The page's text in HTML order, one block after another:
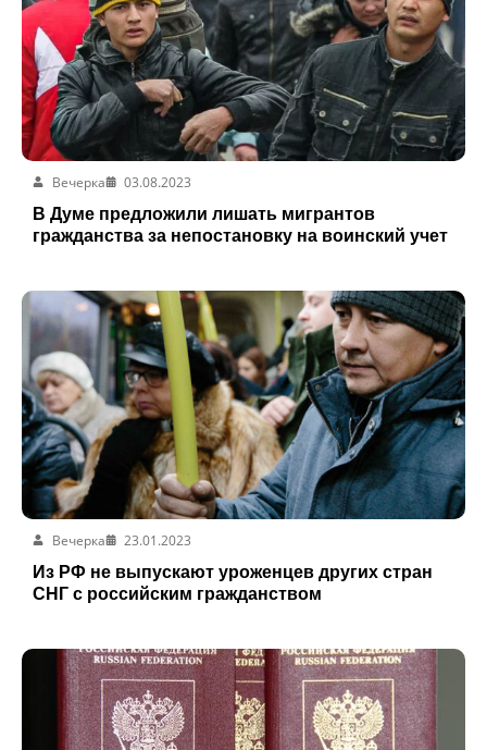
Вечерка
03.08.2023
В Думе предложили лишать мигрантов
гражданства за непостановку на воинский учет
Вечерка
23.01.2023
Из РФ не выпускают уроженцев других стран
СНГ с российским гражданством